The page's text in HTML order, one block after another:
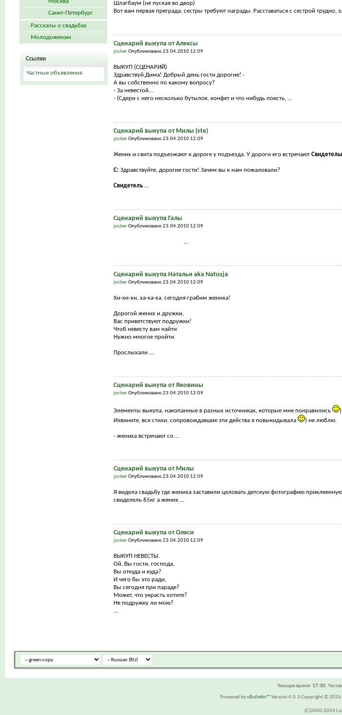
Шлагбаум (не пуская во двор)
Вот вам первая преграда, сестры требуют награды. Расставаться с сестрой
Сценарий выкупа от Алексы
jockerОпубликовано 23.04.2010 12:09
ВЫКУП (СЦЕНАРИЙ)
Здравствуй,Дима! Добрый день гости дорогие! -
А вы собственно по какому вопросу?
- За невестой…
- (Сдери с него несколько бутылок, конфет и что нибудь поесть, ...
Сценарий выкупа от Милы (ste)
jockerОпубликовано 23.04.2010 12:09
Жених и свита подъезжают к дороге у подъезда. У дороги его встречают
С: Здравствуйте, дорогие гости! Зачем вы к нам пожаловали?
Свидетель...
Сценарий выкупа Галы
jockerОпубликовано 23.04.2010 12:09
...
Сценарий выкупа Натальи aka Natusja
jockerОпубликовано 23.04.2010 12:09
Хи-хи-хи, ха-ха-ха, сегодня грабим жениха!
Дорогой жених и дружки,
Вас приветствуют подружки!
Чтоб невесту вам найти
Нужно многое пройти.
Прослыхали ...
Сценарий выкупа от Яковины
jockerОпубликовано 23.04.2010 12:09
Элементы выкупа, накопанные в разных источниках, которые мне понравились
)
Извините, все стихи, сопровождавшие эти действа я повыкидывала
) не люблю.
- жениха встречают со ...
Сценарий выкупа от Милы
jockerОпубликовано 23.04.2010 12:09
Я видела свадьбу где жениха заставили целовать детскую фотографию
свиделель 65кг а жених ...
Сценарий выкупа от Олеси
jockerОпубликовано 23.04.2010 12:09
ВЫКУП НЕВЕСТЫ.
Ой, Вы гости, господа,
Вы откуда и куда?
И чего бы это ради,
Вы сегодня при параде?
Может, что украсть хотите?
Не подружку ли мою?
...
Санкт-Петербург
Рассказы о свадьбах
Молодоженам
Ссылки
Частные объявления
Текущее время: 17:30.
Powered byvBulletin™ Version 4.0.3 Copyright © 2026
(C)2000-2024